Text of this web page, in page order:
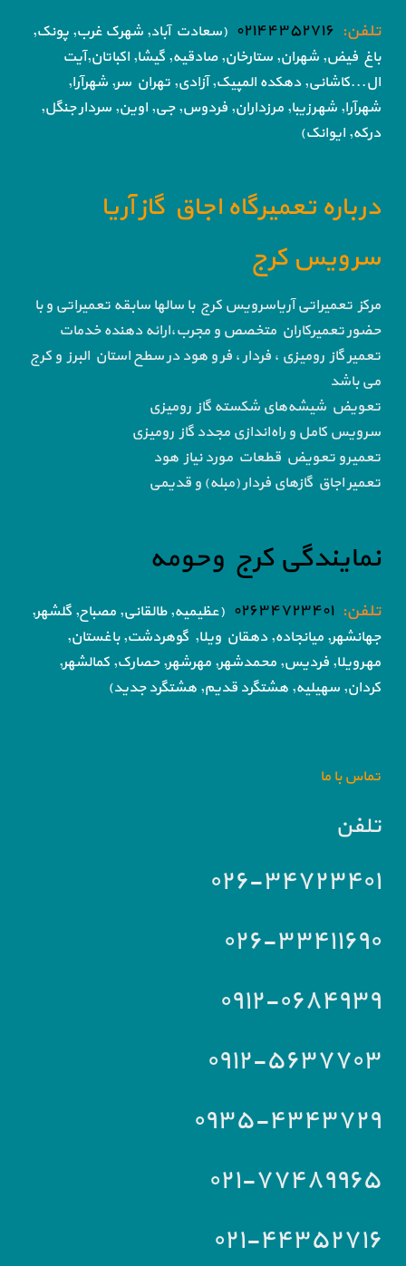
تلفن: ۰۲۱۴۴۳۵۲۷۱۶ (سعادت آباد, شهرک غرب, پونک,
باغ فیض, شهران, ستارخان, صادقیه, گیشا, اکباتان,آیت
ال...کاشانی, دهکده المپیک, آزادی, تهران سر, شهرآرا,
شهرآرا, شهرزیبا, مرزداران, فردوس, جی, اوین, سردار جنگل,
درکه, ایوانک)
درباره تعمیرگاه اجاق گاز آریا
سرویس کرج
مرکز تعمیراتی آریاسرویس کرج با سالها سابقه تعمیراتی و با
حضور تعمیرکاران متخصص و مجرب،ارائه دهنده خدمات
تعمیر گاز رومیزی ، فردار ، فر و هود در سطح استان البرز و کرج
می باشد
تعویض شیشه‌های شکسته گاز رومیزی
سرویس کامل و راه‌اندازی مجدد گاز رومیزی
تعمیرو تعویض قطعات مورد نیاز هود
تعمیر اجاق گاز‌های فردار (مبله) و قدیمی
نمایندگی کرج وحومه
تلفن: ۰۲۶۳۴۷۲۳۴۰۱
(عظیمیه, طالقانی, مصباح, گلشهر,
جهانشهر, میانجاده, دهقان ویلا, گوهردشت, باغستان,
مهرویلا, فردیس, محمدشهر, مهرشهر, حصارک, کمالشهر,
کردان, سهیلیه, هشتگرد قدیم, هشتگرد جدید)
تماس با ما
تلفن
۰۲۶-۳۴۷۲۳۴۰۱
۰۲۶-۳۳۴۱۱۶۹۰
۰۹۱۲-۰۶۸۴۹۳۹
۰۹۱۲-۵۶۳۷۷۰۳
۰۹۳۵-۴۳۴۳۷۲۹
۰۲۱-۷۷۴۸۹۹۶۵
۰۲۱-۴۴۳۵۲۷۱۶